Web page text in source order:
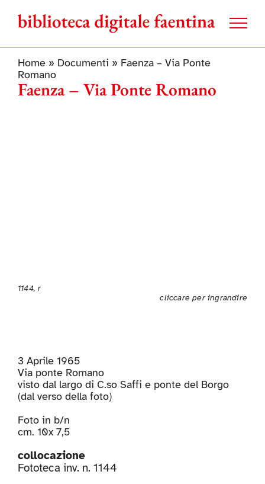
contenuto
Home» Documenti » Faenza – Via Ponte
Romano
Faenza – Via Ponte Romano
1144, r
cliccare per ingrandire
3 Aprile 1965
Via ponte Romano
visto dal largo di C.so Saffi e ponte del Borgo
(dal verso della foto)
Foto in b/n
cm. 10x 7,5
collocazione
Fototeca inv. n. 1144